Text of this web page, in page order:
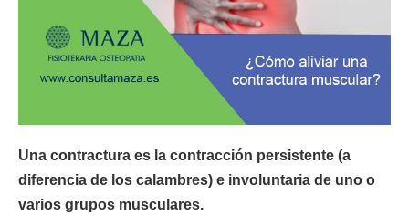
Una contractura es la contracción persistente (a
diferencia de los calambres) e involuntaria de uno o
varios grupos musculares.